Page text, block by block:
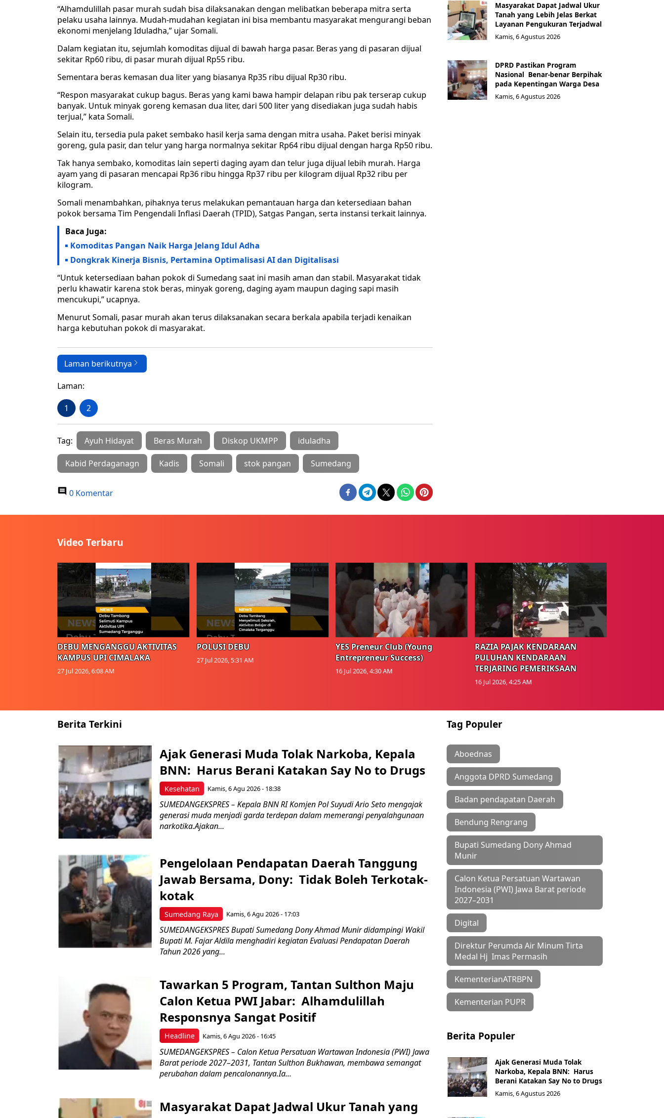
“Alhamdulillah pasar murah sudah bisa dilaksanakan dengan melibatkan beberapa mitra serta
pelaku usaha lainnya. Mudah-mudahan kegiatan ini bisa membantu masyarakat mengurangi beban
ekonomi menjelang Iduladha,” ujar Somali.
Dalam kegiatan itu, sejumlah komoditas dijual di bawah harga pasar. Beras yang di pasaran dijual
sekitar Rp60 ribu, di pasar murah dijual Rp55 ribu.
Sementara beras kemasan dua liter yang biasanya Rp35 ribu dijual Rp30 ribu.
“Respon masyarakat cukup bagus. Beras yang kami bawa hampir delapan ribu pak terserap cukup
banyak. Untuk minyak goreng kemasan dua liter, dari 500 liter yang disediakan juga sudah habis
terjual,” kata Somali.
Selain itu, tersedia pula paket sembako hasil kerja sama dengan mitra usaha. Paket berisi minyak
goreng, gula pasir, dan telur yang harga normalnya sekitar Rp64 ribu dijual dengan harga Rp50 ribu.
Tak hanya sembako, komoditas lain seperti daging ayam dan telur juga dijual lebih murah. Harga
ayam yang di pasaran mencapai Rp36 ribu hingga Rp37 ribu per kilogram dijual Rp32 ribu per
kilogram.
Somali menambahkan, pihaknya terus melakukan pemantauan harga dan ketersediaan bahan
pokok bersama Tim Pengendali Inflasi Daerah (TPID), Satgas Pangan, serta instansi terkait lainnya.
Baca Juga:
Komoditas Pangan Naik Harga Jelang Idul Adha
Dongkrak Kinerja Bisnis, Pertamina Optimalisasi AI dan Digitalisasi
“Untuk ketersediaan bahan pokok di Sumedang saat ini masih aman dan stabil. Masyarakat tidak
perlu khawatir karena stok beras, minyak goreng, daging ayam maupun daging sapi masih
mencukupi,” ucapnya.
Menurut Somali, pasar murah akan terus dilaksanakan secara berkala apabila terjadi kenaikan
harga kebutuhan pokok di masyarakat.
Laman berikutnya
Laman:
1 2
Tag: Ayuh Hidayat Beras Murah Diskop UKMPP iduladha
Kabid Perdaganagn Kadis Somali stok pangan Sumedang
0 Komentar
Masyarakat Dapat Jadwal Ukur
Tanah yang Lebih Jelas Berkat
Layanan Pengukuran Terjadwal
Kamis, 6 Agustus 2026
DPRD Pastikan Program
Nasional Benar-benar Berpihak
pada Kepentingan Warga Desa
Kamis, 6 Agustus 2026
Video Terbaru
DEBU MENGANGGU AKTIVITAS
KAMPUS UPI CIMALAKA
27 Jul 2026, 6:08 AM
POLUSI DEBU
27 Jul 2026, 5:31 AM
YES Preneur Club (Young
Entrepreneur Success)
16 Jul 2026, 4:30 AM
RAZIA PAJAK KENDARAAN
PULUHAN KENDARAAN
TERJARING PEMERIKSAAN
16 Jul 2026, 4:25 AM
Berita Terkini
Kesehatan
Ajak Generasi Muda Tolak Narkoba, Kepala
BNN: Harus Berani Katakan Say No to Drugs
Kamis, 6 Agu 2026 - 18:38
SUMEDANGEKSPRES – Kepala BNN RI Komjen Pol Suyudi Ario Seto mengajak
generasi muda menjadi garda terdepan dalam memerangi penyalahgunaan
narkotika.Ajakan...
Sumedang Raya
Pengelolaan Pendapatan Daerah Tanggung
Jawab Bersama, Dony: Tidak Boleh Terkotak-
kotak
Kamis, 6 Agu 2026 - 17:03
SUMEDANGEKSPRES Bupati Sumedang Dony Ahmad Munir didampingi Wakil
Bupati M. Fajar Aldila menghadiri kegiatan Evaluasi Pendapatan Daerah
Tahun 2026 yang...
Headline
Tawarkan 5 Program, Tantan Sulthon Maju
Calon Ketua PWI Jabar: Alhamdulillah
Responsnya Sangat Positif
Kamis, 6 Agu 2026 - 16:45
SUMEDANGEKSPRES – Calon Ketua Persatuan Wartawan Indonesia (PWI) Jawa
Barat periode 2027–2031, Tantan Sulthon Bukhawan, membawa semangat
perubahan dalam pencalonannya.Ia...
Masyarakat Dapat Jadwal Ukur Tanah yang
Tag Populer
Aboednas
Anggota DPRD Sumedang
Badan pendapatan Daerah
Bendung Rengrang
Bupati Sumedang Dony Ahmad
Munir
Calon Ketua Persatuan Wartawan
Indonesia (PWI) Jawa Barat periode
2027–2031
Digital
Direktur Perumda Air Minum Tirta
Medal Hj Imas Permasih
KementerianATRBPN
Kementerian PUPR
Berita Populer
Ajak Generasi Muda Tolak
Narkoba, Kepala BNN: Harus
Berani Katakan Say No to Drugs
Kamis, 6 Agustus 2026